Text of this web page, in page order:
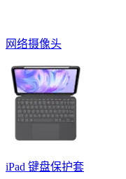
网络摄像头
iPad 键盘保护套